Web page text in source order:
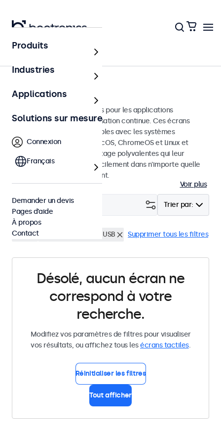
Accueil
Écrans tactiles HDMI
Écrans tactiles HDMI conçus pour les applications
professionnelles et une utilisation continue. Ces écrans
tactiles HDMI sont compatibles avec les systèmes
d'exploitation Windows, macOS, ChromeOS et Linux et
disposent d'options de montage polyvalentes qui leur
permettent de s'intégrer facilement dans n'importe quelle
application et environnement.
Voir plus
Trier par:
Filtrer (0)
HDMI Lecteur multimedia USB Supprimer tous les filtres
Désolé, aucun écran ne
correspond à votre
recherche.
Modifiez vos paramètres de filtres pour visualiser
vos résultats, ou affichez tous lesécrans tactiles.
Réinitialiser les filtres
Tout afficher
Produits
Industries
Applications
Solutions sur mesure
Connexion
Français
Demander un devis
Pages d’aide
À propos
Contact